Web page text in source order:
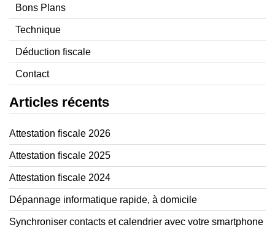
Bons Plans
Technique
Déduction fiscale
Contact
Articles récents
Attestation fiscale 2026
Attestation fiscale 2025
Attestation fiscale 2024
Dépannage informatique rapide, à domicile
Synchroniser contacts et calendrier avec votre smartphone